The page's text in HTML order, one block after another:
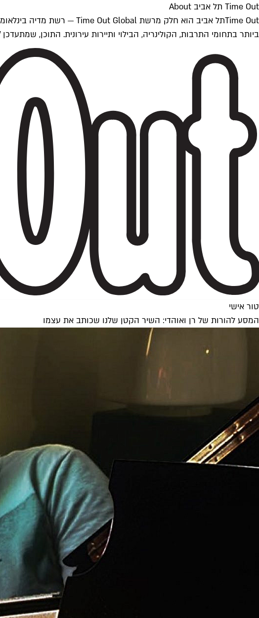
Time Out תל אביב About
ביותר בתחומי התרבות, הקולינריה, הבילוי ותיירות עירונית. התוכן, שמתעדכן 24/7, נכתב ונערך על ידי צוות עיתונאים מקצועי מקומי בישראל, בהתאם לסטנדרטים של Time Out העולמית.
טור אישי
המסע להורות של רן ואוהדי: השיר הקטן שלנו שכותב את עצמו